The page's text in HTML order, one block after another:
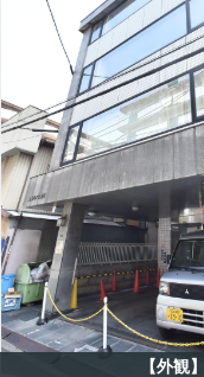
【外観】